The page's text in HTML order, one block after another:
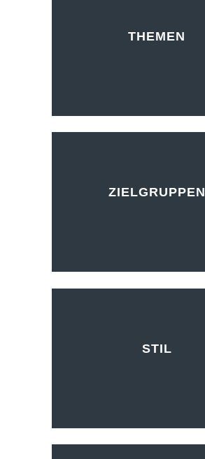
THEMEN
ZIELGRUPPEN
STIL